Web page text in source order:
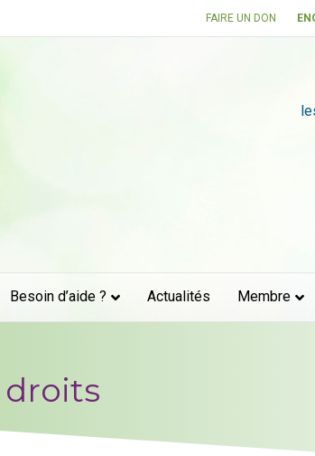
FAIRE UN DON
Besoin d’aide ? Actualités Membre